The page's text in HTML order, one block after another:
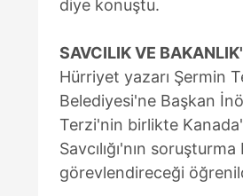
diye konuştu.
SAVCILIK VE
Hürriyet yazarı Şermin
Belediyesi'ne Başkan
Terzi'nin birlikte
Savcılığı'nın
görevlendireceği